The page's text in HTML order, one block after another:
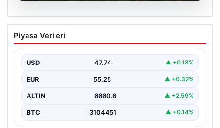
Bursa’da orman yangını! Müdahale
başlatıldı…
Piyasa Verileri
USD 47.74 ▲ +0.18%
EUR 55.25 ▲ +0.32%
ALTIN 6660.6 ▲ +2.59%
BTC 3104451 ▲ +0.14%